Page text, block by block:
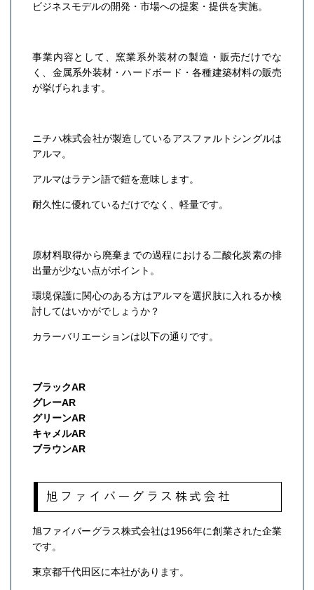
ビジネスモデルの開発・市場への提案・提供を実施。
事業内容として、窯業系外装材の製造・販売だけでな
く、金属系外装材・ハードボード・各種建築材料の販売
が挙げられます。
ニチハ株式会社が製造しているアスファルトシングルは
アルマ。
アルマはラテン語で鎧を意味します。
耐久性に優れているだけでなく、軽量です。
原材料取得から廃棄までの過程における二酸化炭素の排
出量が少ない点がポイント。
環境保護に関心のある方はアルマを選択肢に入れるか検
討してはいかがでしょうか？
カラーバリエーションは以下の通りです。
ブラックAR
グレーAR
グリーンAR
キャメルAR
ブラウンAR
旭ファイバーグラス株式会社
旭ファイバーグラス株式会社は1956年に創業された企業
です。
東京都千代田区に本社があります。